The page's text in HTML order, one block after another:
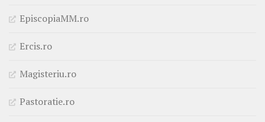
EpiscopiaMM.ro
Ercis.ro
Magisteriu.ro
Pastoratie.ro